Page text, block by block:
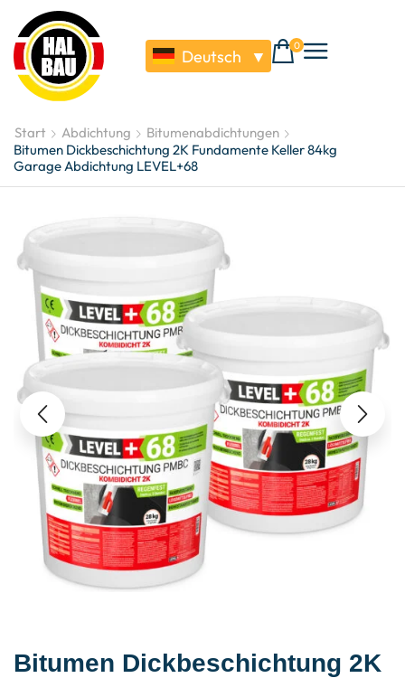
Deutsch ▼
0
Start Abdichtung
Bitumenabdichtungen
Bitumen Dickbeschichtung 2K Fundamente Keller 84kg
Garage Abdichtung LEVEL+68
Bitumen Dickbeschichtung 2K